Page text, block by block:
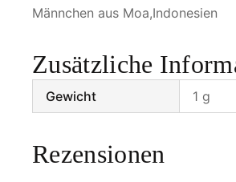
Männchen aus Moa,Indonesien
Zusätzliche
Gewicht 1 g
Rezensionen